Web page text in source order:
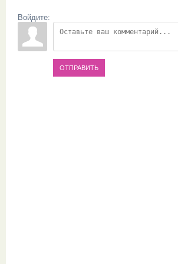
Войдите:
ОТПРАВИТЬ